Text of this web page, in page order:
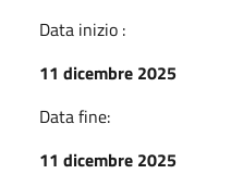
Data inizio :
11 dicembre 2025
Data fine:
11 dicembre 2025